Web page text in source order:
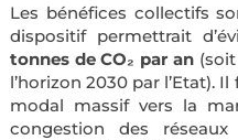
Les bénéfices collectifs
dispositif permettrait
tonnes de CO₂ par an(soit
l’horizon 2030 par l’Etat).
modal massif vers la
congestion des